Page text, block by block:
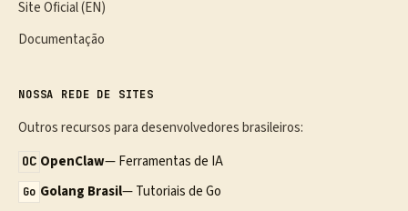
Site Oficial (EN)
Documentação
NOSSA REDE DE SITES
Outros recursos para desenvolvedores brasileiros:
OC OpenClaw— Ferramentas de IA
Go Golang Brasil— Tutoriais de Go